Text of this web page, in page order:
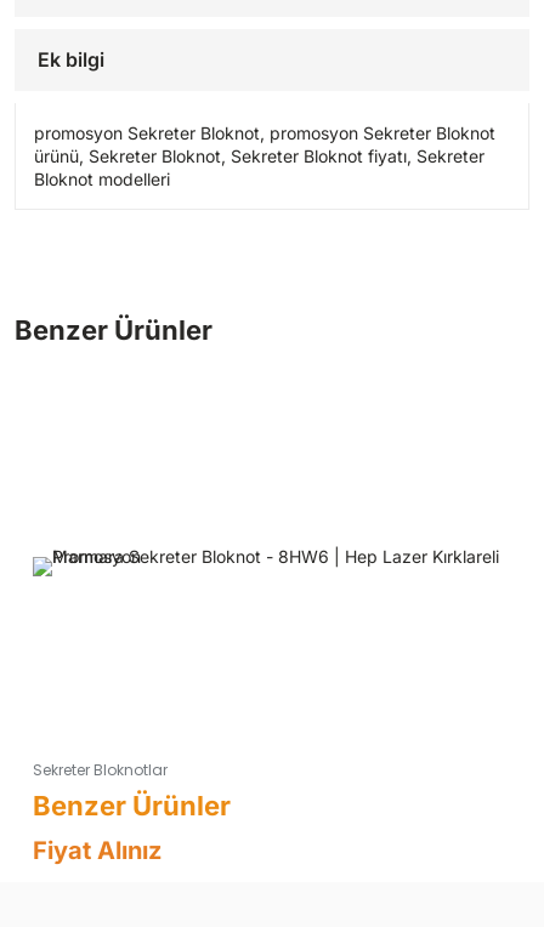
Ek bilgi
promosyon Sekreter Bloknot, promosyon Sekreter Bloknot
ürünü, Sekreter Bloknot, Sekreter Bloknot fiyatı, Sekreter
Bloknot modelleri
Sekreter Bloknotlar
Fiyat Alınız